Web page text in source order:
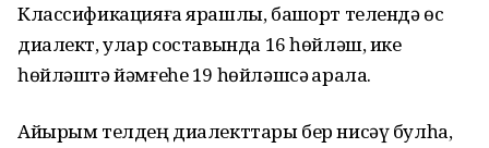
Классификацияға ярашлы, башҡорт телендә өс
диалект, улар составында 16 һөйләш, ике
һөйләштә йәмғеһе 19 һөйләшсә ҡарала.
Айырым телдең диалекттары бер нисәү булһа,